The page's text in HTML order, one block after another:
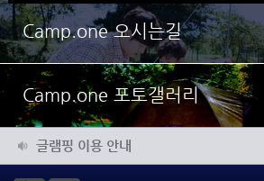
Camp.one 오시는길
Camp.one 포토갤러리
글램핑 이용 안내